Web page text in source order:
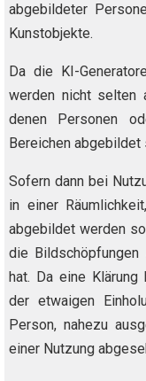
abgebildeter
Kunstobjekte.
Da die KI-
werden nicht selten
denen Personen
Bereichen abgebildet
Sofern dann bei
in einer
abgebildet werden
die
hat. Da eine
der etwaigen
Person, nahezu
einer Nutzung